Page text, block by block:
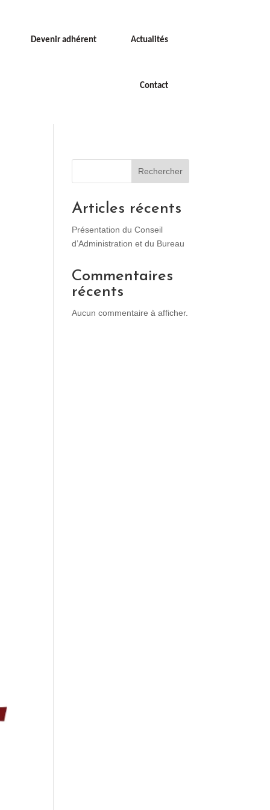
Devenir adhérent Actualités
Contact
Rechercher
Articles récents
Présentation du Conseil
d’Administration et du Bureau
Commentaires
récents
Aucun commentaire à afficher.